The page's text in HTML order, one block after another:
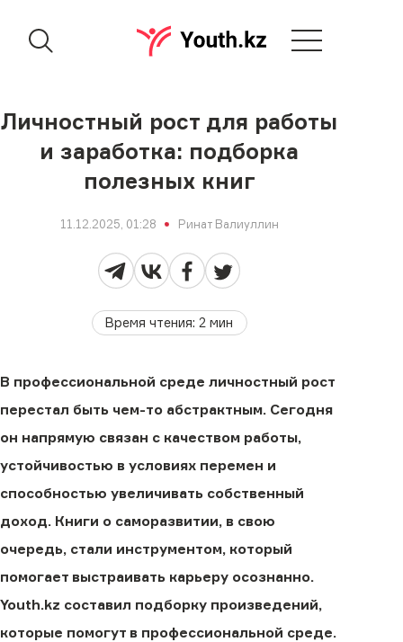
Личностный рост для работы
и заработка: подборка
полезных книг
11.12.2025, 01:28 Ринат Валиуллин
Время чтения:2 мин
В профессиональной среде личностный рост
перестал быть чем-то абстрактным. Сегодня
он напрямую связан с качеством работы,
устойчивостью в условиях перемен и
способностью увеличивать собственный
доход. Книги о саморазвитии, в свою
очередь, стали инструментом, который
помогает выстраивать карьеру осознанно.
Youth.kz составил подборку произведений,
которые помогут в профессиональной среде.